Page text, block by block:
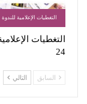
التغطيات الإعلامية للندوة
24
السابق التالي